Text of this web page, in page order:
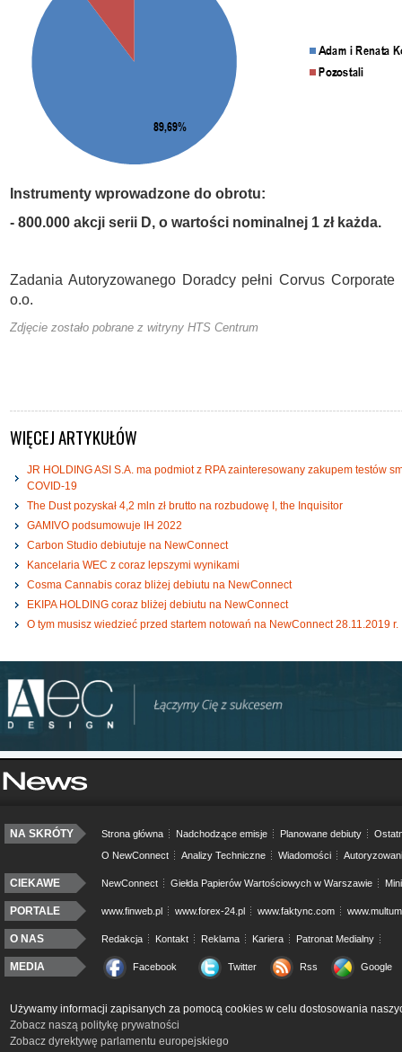
Instrumenty wprowadzone do obrotu:
- 800.000 akcji serii D, o wartości nominalnej 1 zł każda.
Zadania Autoryzowanego Doradcy pełni Corvus
o.o.
Zdjęcie zostało pobrane z witryny HTS Centrum
WIĘCEJ ARTYKUŁÓW
JR HOLDING ASI S.A. ma podmiot z RPA zainteresowany zakupem testów
COVID-19
The Dust pozyskał 4,2 mln zł brutto na rozbudowę I, the Inquisitor
GAMIVO podsumowuje IH 2022
Carbon Studio debiutuje na NewConnect
Kancelaria WEC z coraz lepszymi wynikami
Cosma Cannabis coraz bliżej debiutu na NewConnect
EKIPA HOLDING coraz bliżej debiutu na NewConnect
O tym musisz wiedzieć przed startem notowań na NewConnect 28.11.2019 r.
NA SKRÓTY Strona główna Nadchodzące emisje Planowane debiuty
O NewConnect
Analizy Techniczne Wiadomości
CIEKAWE NewConnect Giełda Papierów Wartościowych w Warszawie
PORTALE www.finweb.pl www.forex-24.pl www.faktync.com
O NAS Redakcja Kontakt Reklama Kariera Patronat Medialny
MEDIA Facebook Twitter Rss Google
Używamy informacji zapisanych za pomocą cookies w celu dostosowania
Zobacz naszą politykę prywatności
Zobacz dyrektywę parlamentu europejskiego